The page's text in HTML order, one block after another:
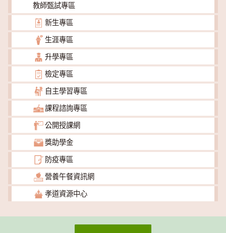
教師甄試專區
新生專區
生涯專區
升學專區
檢定專區
自主學習專區
課程諮詢專區
公開授課網
獎助學金
防疫專區
營養午餐資訊網
孝道資源中心